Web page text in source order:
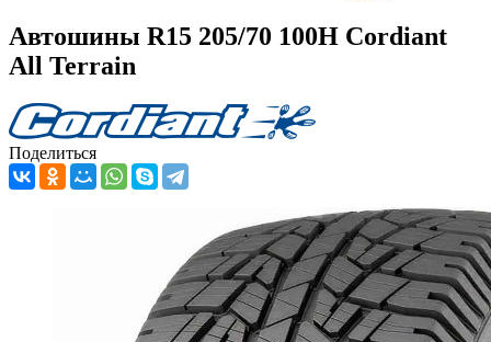
Автошины R15 205/70 100H Cordiant
All Terrain
Поделиться